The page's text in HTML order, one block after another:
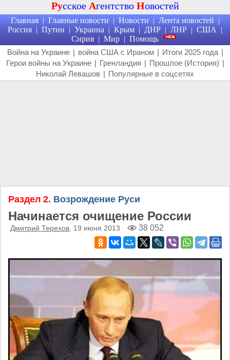
Русское Агентство Новостей
Главная | Главные новости | Новости | Лента новостей |
Россия | Путин | Украина | Крым | ДНР | ЛНР | США |
Сирия | Мир | Помощь
Война на Украине | война США с Ираном | Итоги 2025 года |
Герои войны на Украине | Гренландия | Прошлое (История) |
Николай Левашов | Популярные в соцсетях
Раздел 2. Возрождение Руси
Начинается очищение России
Дмитрий Терехов , 19 июня 2013 38 052